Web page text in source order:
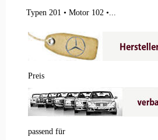
Typen 201 • Motor 102 •...
Preis
passend für